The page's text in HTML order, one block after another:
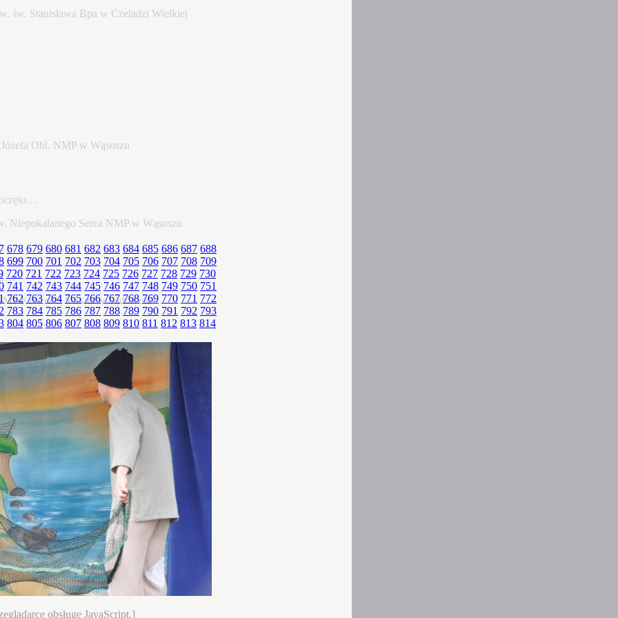
678 679 680 681 682 683 684 685 686 687 688
699 700 701 702 703 704 705 706 707 708 709
720 721 722 723 724 725 726 727 728 729 730
741 742 743 744 745 746 747 748 749 750 751
762 763 764 765 766 767 768 769 770 771 772
783 784 785 786 787 788 789 790 791 792 793
804 805 806 807 808 809 810 811 812 813 814
obsługę JavaScript.]